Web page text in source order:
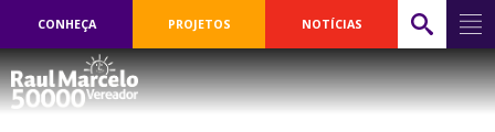
CONHEÇA PROJETOS NOTÍCIAS